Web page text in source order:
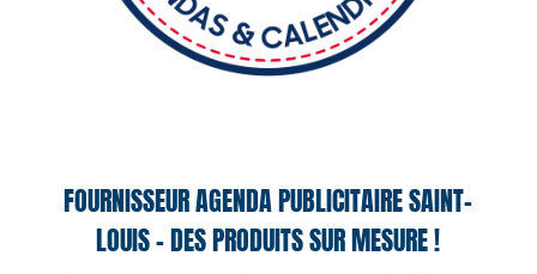
FOURNISSEUR AGENDA PUBLICITAIRE SAINT-
LOUIS – DES PRODUITS SUR MESURE !